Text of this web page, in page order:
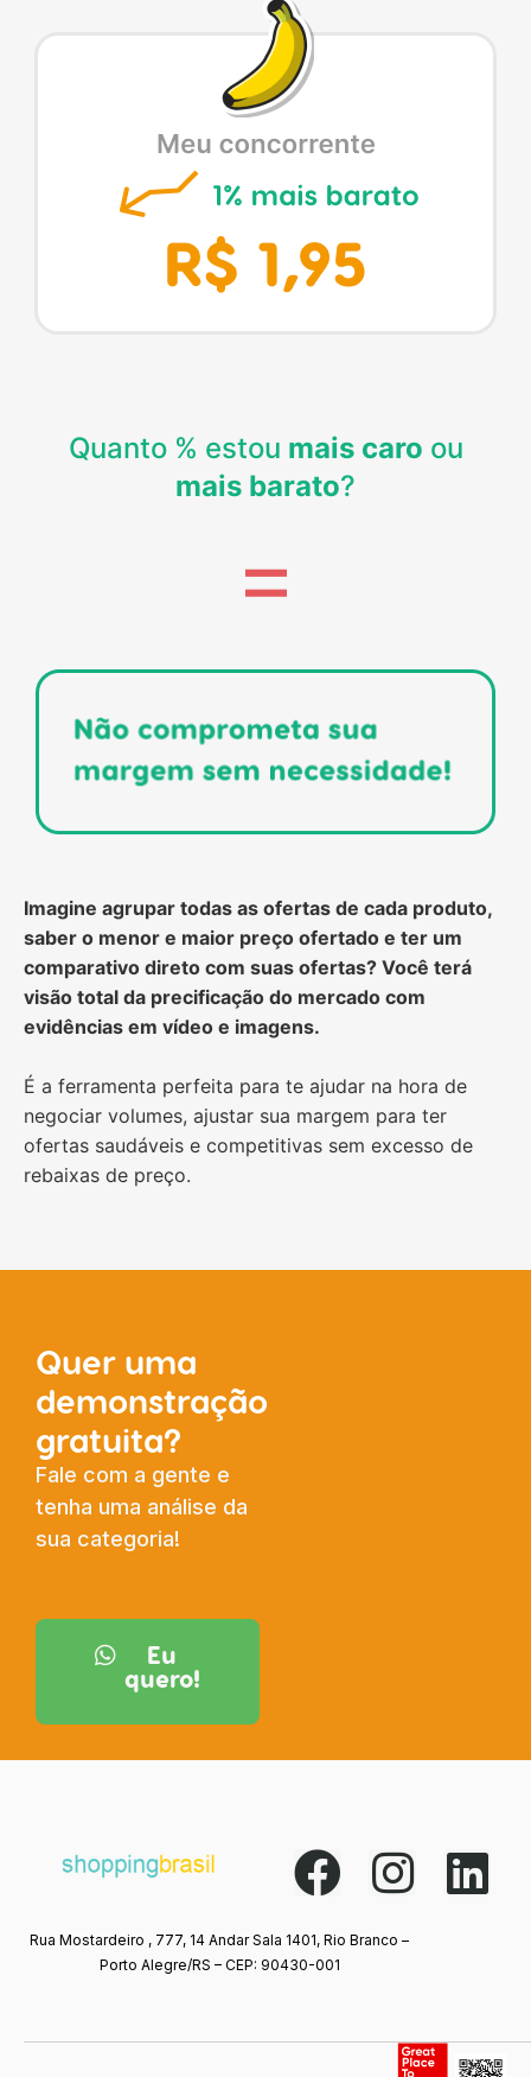
Quanto % estou mais caro ou
mais barato?
Imagine agrupar todas as ofertas de cada produto,
saber o menor e maior preço ofertado e ter um
comparativo direto com suas ofertas? Você terá
visão total da precificação do mercado com
evidências em vídeo e imagens.
É a ferramenta perfeita para te ajudar na hora de
negociar volumes, ajustar sua margem para ter
ofertas saudáveis e competitivas sem excesso de
rebaixas de preço.
Quer uma
demonstração
gratuita?
Fale com a gente e
tenha uma análise da
sua categoria!
Eu
quero!
Rua Mostardeiro , 777, 14 Andar Sala 1401, Rio Branco –
Porto Alegre/RS – CEP: 90430-001